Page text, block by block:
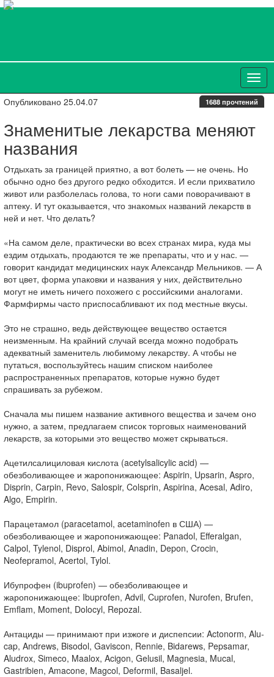
Опубликовано 25.04.07 1688 прочтений
Знаменитые лекарства меняют
названия
Отдыхать за границей приятно, а вот болеть — не очень. Но
обычно одно без другого редко обходится. И если прихватило
живот или разболелась голова, то ноги сами поворачивают в
аптеку. И тут оказывается, что знакомых названий лекарств в
ней и нет. Что делать?
«На самом деле, практически во всех странах мира, куда мы
ездим отдыхать, продаются те же препараты, что и у нас. —
говорит кандидат медицинских наук Александр Мельников. — А
вот цвет, форма упаковки и названия у них, действительно
могут не иметь ничего похожего с российскими аналогами.
Фармфирмы часто приспосабливают их под местные вкусы.
Это не страшно, ведь действующее вещество остается
неизменным. На крайний случай всегда можно подобрать
адекватный заменитель любимому лекарству. А чтобы не
путаться, воспользуйтесь нашим списком наиболее
распространенных препаратов, которые нужно будет
спрашивать за рубежом.
Сначала мы пишем название активного вещества и зачем оно
нужно, а затем, предлагаем список торговых наименований
лекарств, за которыми это вещество может скрываться.
Ацетилсалициловая кислота (acetylsalicylic acid) —
обезболивающее и жаропонижающее: Aspirin, Upsarin, Aspro,
Disprin, Carpin, Revo, Salospir, Colsprin, Aspirina, Acesal, Adiro,
Algo, Empirin.
Парацетамол (paracetamol, acetaminofen в США) —
обезболивающее и жаропонижающее: Panadol, Efferalgan,
Calpol, Tylenol, Disprol, Abimol, Anadin, Depon, Crocin,
Neofepramol, Acertol, Tylol.
Ибупрофен (ibuprofen) — обезболивающее и
жаропонижающее: Ibuprofen, Advil, Cuprofen, Nurofen, Brufen,
Emflam, Moment, Dolocyl, Repozal.
Антациды — принимают при изжоге и диспепсии: Actonorm, Alu-
cap, Andrews, Bisodol, Gaviscon, Rennie, Bidarews, Pepsamar,
Aludrox, Simeco, Maalox, Acigon, Gelusil, Magnesia, Mucal,
Gastribien, Amacone, Magcol, Deformil, Basaljel.